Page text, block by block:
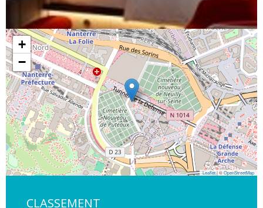
+
−
Leaflet| ©OpenStreetMap
CLASSEMENT